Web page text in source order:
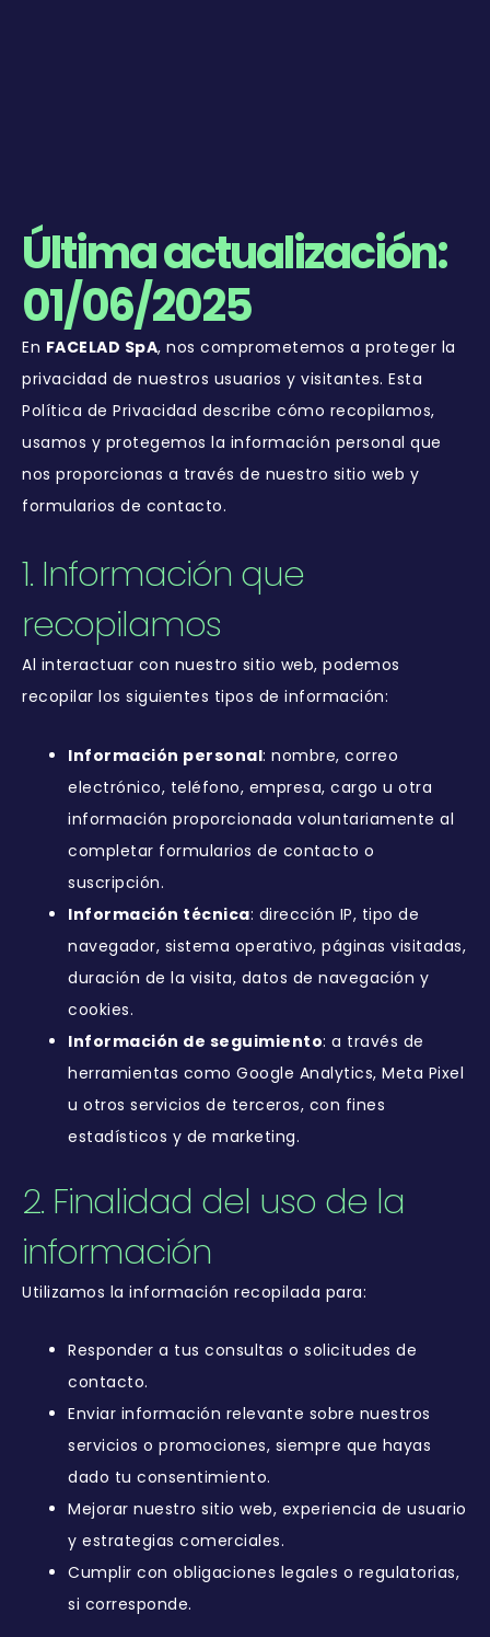
Última actualización:
01/06/2025
En FACELAD SpA, nos comprometemos a proteger la
privacidad de nuestros usuarios y visitantes. Esta
Política de Privacidad describe cómo recopilamos,
usamos y protegemos la información personal que
nos proporcionas a través de nuestro sitio web y
formularios de contacto.
1. Información que
recopilamos
Al interactuar con nuestro sitio web, podemos
recopilar los siguientes tipos de información:
Información personal: nombre, correo
electrónico, teléfono, empresa, cargo u otra
información proporcionada voluntariamente al
completar formularios de contacto o
suscripción.
Información técnica: dirección IP, tipo de
navegador, sistema operativo, páginas visitadas,
duración de la visita, datos de navegación y
cookies.
Información de seguimiento: a través de
herramientas como Google Analytics, Meta Pixel
u otros servicios de terceros, con fines
estadísticos y de marketing.
2. Finalidad del uso de la
información
Utilizamos la información recopilada para:
Responder a tus consultas o solicitudes de
contacto.
Enviar información relevante sobre nuestros
servicios o promociones, siempre que hayas
dado tu consentimiento.
Mejorar nuestro sitio web, experiencia de usuario
y estrategias comerciales.
Cumplir con obligaciones legales o regulatorias,
si corresponde.